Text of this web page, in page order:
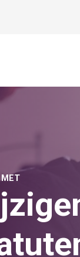
MET